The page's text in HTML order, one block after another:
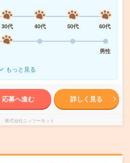
30代 40代 50代
60代
男性
もっと見る
応募へ進む 詳しく見る
株式会社ニッソーネット